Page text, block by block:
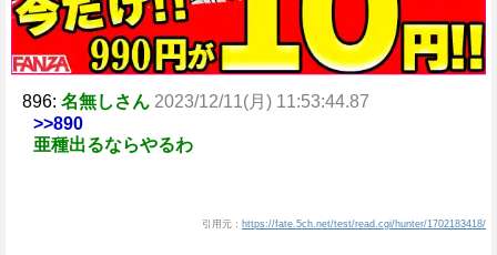
896: 名無しさん 2023/12/11(月) 11:53:44.87
>>890
亜種出るならやるわ
引用元： https://fate.5ch.net/test/read.cgi/hunter/1702183418/